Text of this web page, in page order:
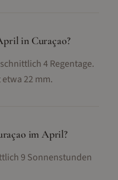
in Curaçao?
4 Regentage.
22 mm.
im April?
9 Sonnenstunden